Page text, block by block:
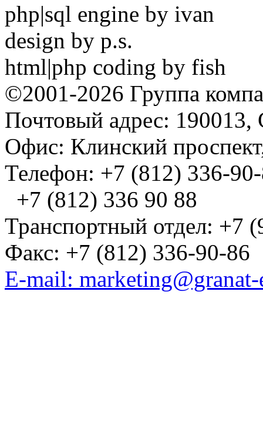
php|sql engine by ivan
design by p.s.
html|php coding by fish
©2001-2026 Группа
Почтовый адрес: 190013,
Офис: Клинский
Телефон: +7 (812) 336-
+7 (812) 336 90 88
Транспортный отдел: +7
Факс: +7 (812) 336-90-86
E-mail: